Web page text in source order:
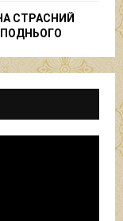
СТРАСНИЙ